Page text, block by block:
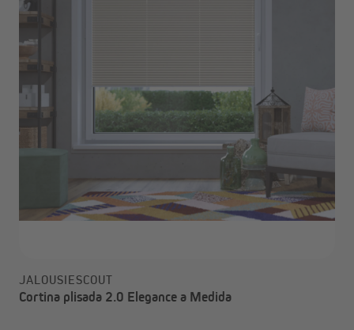
JALOUSIESCOUT
Cortina plisada 2.0 Elegance a Medida